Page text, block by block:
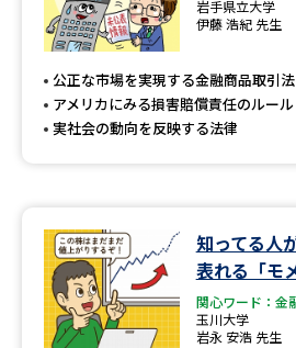
岩手県立大学
伊藤 浩紀 先生
公正な市場を実現する金融商品取引法
アメリカにみる損害賠償責任のルール
実社会の動向を反映する法律
知ってる人
表れる「モ
関心ワード：金
玉川大学
岩永 安浩 先生